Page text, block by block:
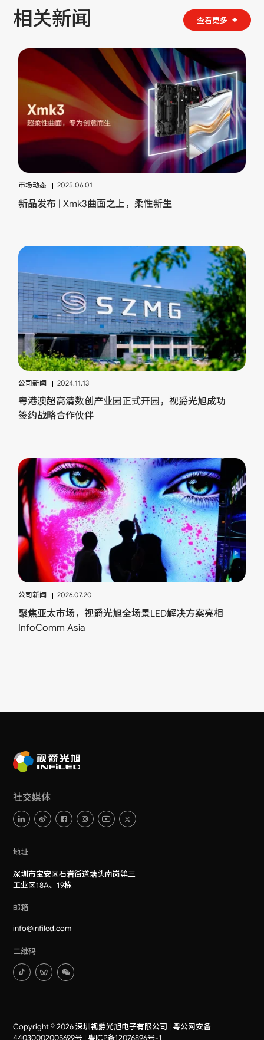
相关新闻 查看更多
市场动态 2025.06.01
新品发布 | Xmk3曲面之上，柔性新生
公司新闻 2024.11.13
粤港澳超高清数创产业园正式开园，视爵光旭成功
签约战略合作伙伴
公司新闻 2026.07.20
聚焦亚太市场，视爵光旭全场景LED解决方案亮相
InfoComm Asia
社交媒体
地址
深圳市宝安区石岩街道塘头南岗第三
工业区18A、19栋
邮箱
info@infiled.com
二维码
Copyright © 2026 深圳视爵光旭电子有限公司 | 粤公网安备